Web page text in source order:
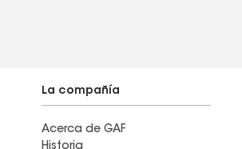
La compañía
Acerca de GAF
Historia